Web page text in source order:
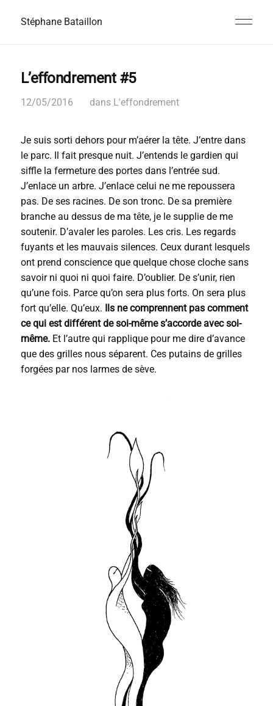
Stéphane Bataillon
L’effondrement #5
12/05/2016 dans L'effondrement
Je suis sorti dehors pour m’aérer la tête. J’entre dans
le parc. Il fait presque nuit. J’entends le gardien qui
siffle la fermeture des portes dans l’entrée sud.
J’enlace un arbre. J’enlace celui ne me repoussera
pas. De ses racines. De son tronc. De sa première
branche au dessus de ma tête, je le supplie de me
soutenir. D’avaler les paroles. Les cris. Les regards
fuyants et les mauvais silences. Ceux durant lesquels
ont prend conscience que quelque chose cloche sans
savoir ni quoi ni quoi faire. D’oublier. De s’unir, rien
qu’une fois. Parce qu’on sera plus forts. On sera plus
fort qu’elle. Qu’eux. Ils ne comprennent pas comment
ce qui est différent de soi-même s’accorde avec soi-
même.Et l’autre qui rapplique pour me dire d’avance
que des grilles nous séparent. Ces putains de grilles
forgées par nos larmes de sève.